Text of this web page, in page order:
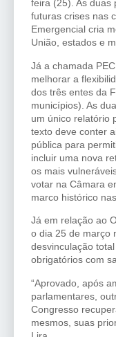
feira (25). As duas
futuras crises nas
Emergencial cria
União, estados e
Já a chamada
melhorar a
dos três entes da
municípios). As
um único relatório
texto deve conter
pública para
incluir uma nova
os mais
votar na Câmara
marco histórico
Já em relação ao
o dia 25 de março
desvinculação
obrigatórios com
“Aprovado, após
parlamentares,
Congresso
mesmos, suas